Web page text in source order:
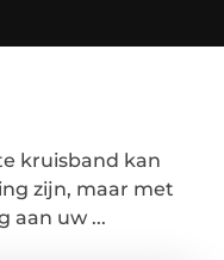
kruisband kan
zijn, maar met
aan uw ...